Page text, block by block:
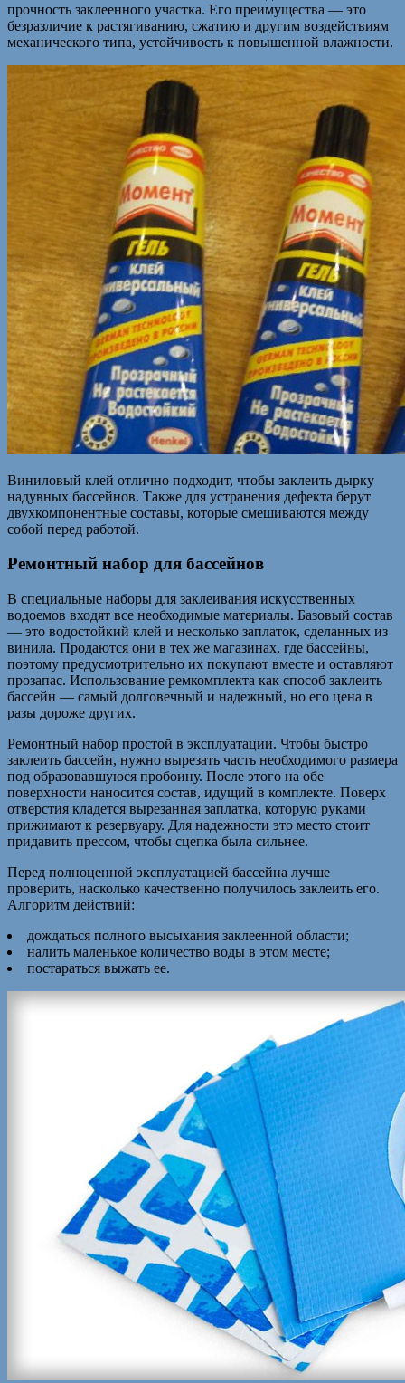
прочность заклеенного участка. Его преимущества — это
безразличие к растягиванию, сжатию и другим воздействиям
механического типа, устойчивость к повышенной влажности.
Виниловый клей отлично подходит, чтобы заклеить дырку
надувных бассейнов. Также для устранения дефекта берут
двухкомпонентные составы, которые смешиваются между
собой перед работой.
Ремонтный набор для бассейнов
В специальные наборы для заклеивания искусственных
водоемов входят все необходимые материалы. Базовый состав
— это водостойкий клей и несколько заплаток, сделанных из
винила. Продаются они в тех же магазинах, где бассейны,
поэтому предусмотрительно их покупают вместе и оставляют
прозапас. Использование ремкомплекта как способ заклеить
бассейн — самый долговечный и надежный, но его цена в
разы дороже других.
Ремонтный набор простой в эксплуатации. Чтобы быстро
заклеить бассейн, нужно вырезать часть необходимого размера
под образовавшуюся пробоину. После этого на обе
поверхности наносится состав, идущий в комплекте. Поверх
отверстия кладется вырезанная заплатка, которую руками
прижимают к резервуару. Для надежности это место стоит
придавить прессом, чтобы сцепка была сильнее.
Перед полноценной эксплуатацией бассейна лучше
проверить, насколько качественно получилось заклеить его.
Алгоритм действий:
дождаться полного высыхания заклеенной области;
налить маленькое количество воды в этом месте;
постараться выжать ее.